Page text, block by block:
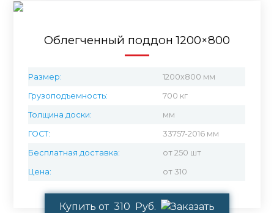
Облегченный поддон 1200×800
Размер: 1200х800 мм
Грузоподъемность: 700 кг
Толщина доски: мм
ГОСТ: 33757-2016 мм
Бесплатная доставка: от 250 шт
Цена: от 310
Купить от 310 Руб.